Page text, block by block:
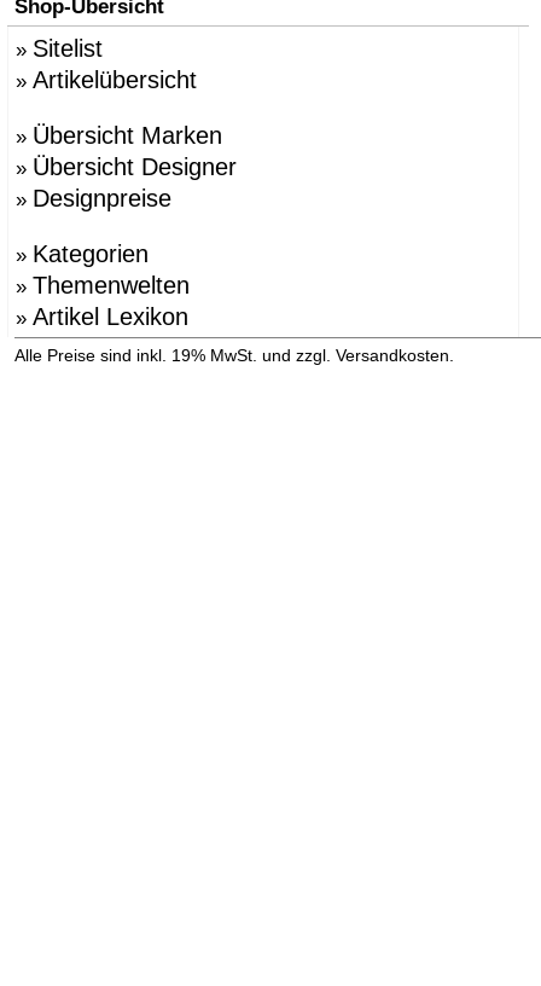
Shop-Übersicht
» Sitelist
» Artikelübersicht
» Übersicht Marken
» Übersicht Designer
» Designpreise
» Kategorien
» Themenwelten
» Artikel Lexikon
Alle Preise sind inkl. 19% MwSt. und zzgl. Versandkosten.